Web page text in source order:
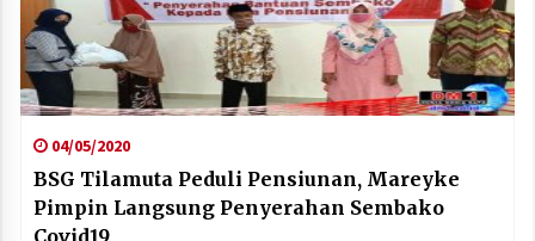
04/05/2020
BSG Tilamuta Peduli Pensiunan, Mareyke
Pimpin Langsung Penyerahan Sembako
Covid19